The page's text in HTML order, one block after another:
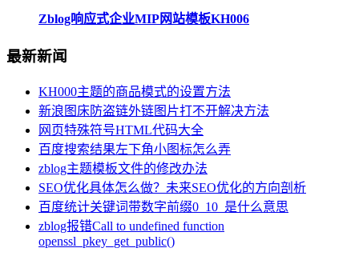
Zblog响应式企业MIP网站模板KH006
最新新闻
KH000主题的商品模式的设置方法
新浪图床防盗链外链图片打不开解决方法
网页特殊符号HTML代码大全
百度搜索结果左下角小图标怎么弄
zblog主题模板文件的修改办法
SEO优化具体怎么做？未来SEO优化的方向剖析
百度统计关键词带数字前缀0_10_是什么意思
zblog报错Call to undefined function
openssl_pkey_get_public()